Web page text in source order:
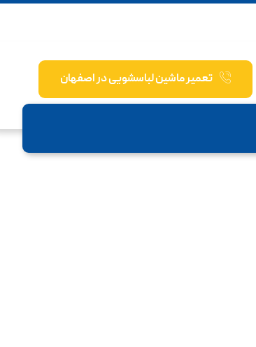
تعمیر ماشین لباسشویی در اصفهان